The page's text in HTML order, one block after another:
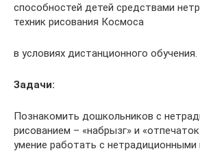
способностей детей средствами
техник рисования Космоса
в условиях дистанционного обучения.
Задачи:
Познакомить дошкольников с
рисованием – «набрызг» и
умение работать с нетрадиционными